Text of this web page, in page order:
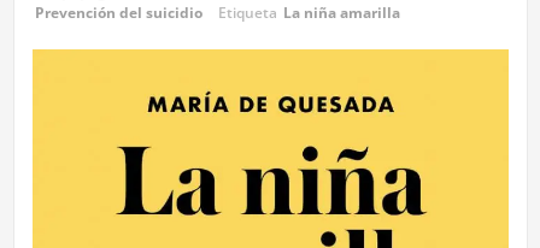
Prevención del suicidio
Etiqueta La niña amarilla